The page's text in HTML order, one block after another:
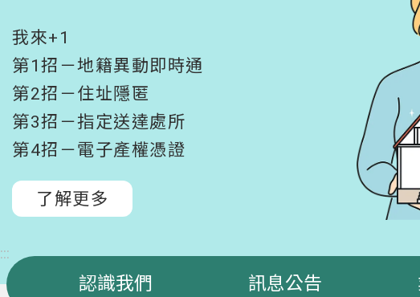
我來+1
第1招－地籍異動即時通
第2招－住址隱匿
第3招－指定送達處所
第4招－電子產權憑證
了解更多
:::
認識我們 訊息公告